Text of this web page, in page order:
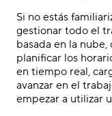
Si no estás
gestionar todo el
basada en la
planificar los
en tiempo real,
avanzar en el
empezar a utilizar